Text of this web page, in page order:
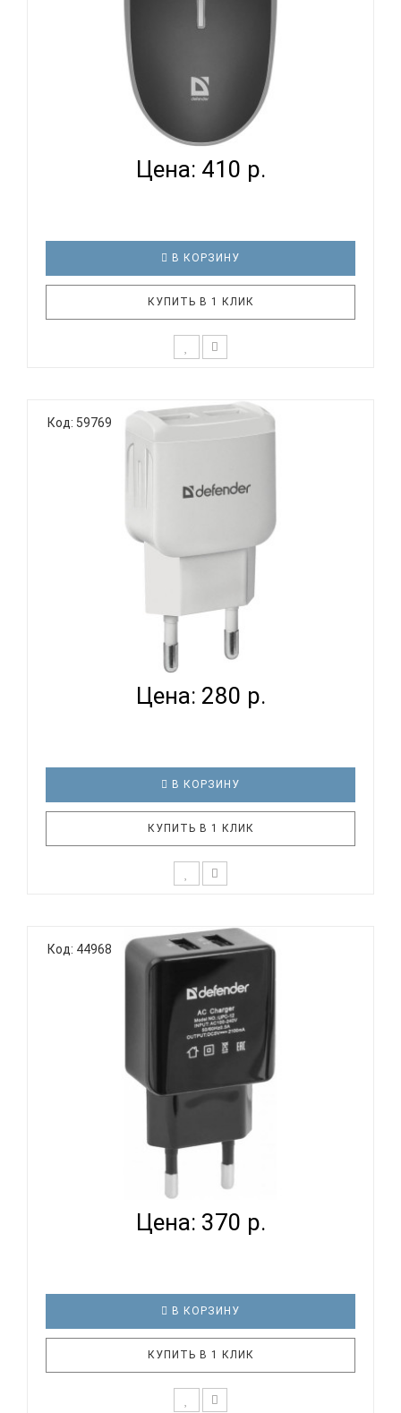
DEFENDER HIT - КОМПЬЮТЕРНАЯ МЫШЬ
Цена: 410 р.
В КОРЗИНУ
КУПИТЬ В 1 КЛИК
Кнопка смены разрешения позволяет менять
скорость курсора мыши одним нажатием
(800/1200/1600 dpi). Сверхстойкое прорезиненное
покрытие «Soft Touch» Специальное
Код: 59769
DEFENDER UPA 22 - БЛОК ПИТАНИЯ
Цена: 280 р.
В КОРЗИНУ
КУПИТЬ В 1 КЛИК
Незаменим для зарядки различных типов
устройств Выходные параметры адаптера
достаточны для питания различных типов
портативной электроники (планшетные
компьютеры, мобильные телефоны, смартфоны,
навигатор..
Код: 44968
DEFENDER UPС-12 - БЛОК ПИТАНИЯ
Цена: 370 р.
В КОРЗИНУ
КУПИТЬ В 1 КЛИК